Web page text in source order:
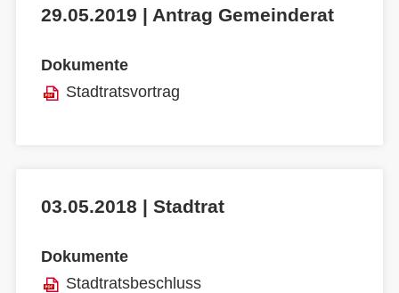
29.05.2019 | Antrag Gemeinderat
Dokumente
Stadtratsvortrag
03.05.2018 | Stadtrat
Dokumente
Stadtratsbeschluss